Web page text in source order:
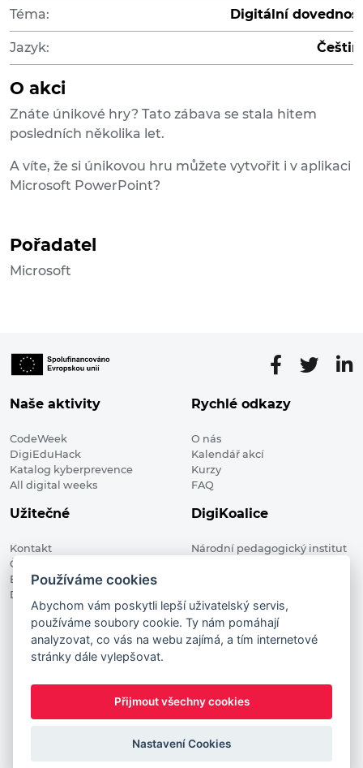
Téma: Digitální
Jazyk:
O akci
Znáte únikové hry? Tato zábava se stala hitem
posledních několika let.
A víte, že si únikovou hru můžete vytvořit i v aplikaci
Microsoft PowerPoint?
Pořadatel
Microsoft
Naše aktivity
CodeWeek
DigiEduHack
Katalog kyberprevence
All digital weeks
Rychlé odkazy
O nás
Kalendář akcí
Kurzy
FAQ
Užitečné
Kontakt
Členské organizace
Blog
Digitalizace ve vzdělávání
DigiKoalice
Národní pedagogický institut
DigiKoalice 2021. All rights reserved
Vstup do administrace
This project has received funding from the European
Commission Innovation and Networks Executive Agency (now
Commission and the European Commission is not responsible
Používáme cookies
Abychom vám poskytli lepší uživatelský servis,
používáme soubory cookie. Ty nám pomáhají
analyzovat, co vás na webu zajímá, a tím internetové
stránky dále vylepšovat.
Přijmout všechny cookies
Nastavení Cookies